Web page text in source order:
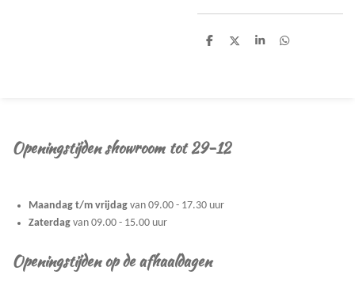
D
D
S
D
Openingstijden showroom tot 29-12
Maandag t/m vrijdag van 09.00 - 17.30 uur
Zaterdag van 09.00 - 15.00 uur
Openingstijden op de afhaaldagen